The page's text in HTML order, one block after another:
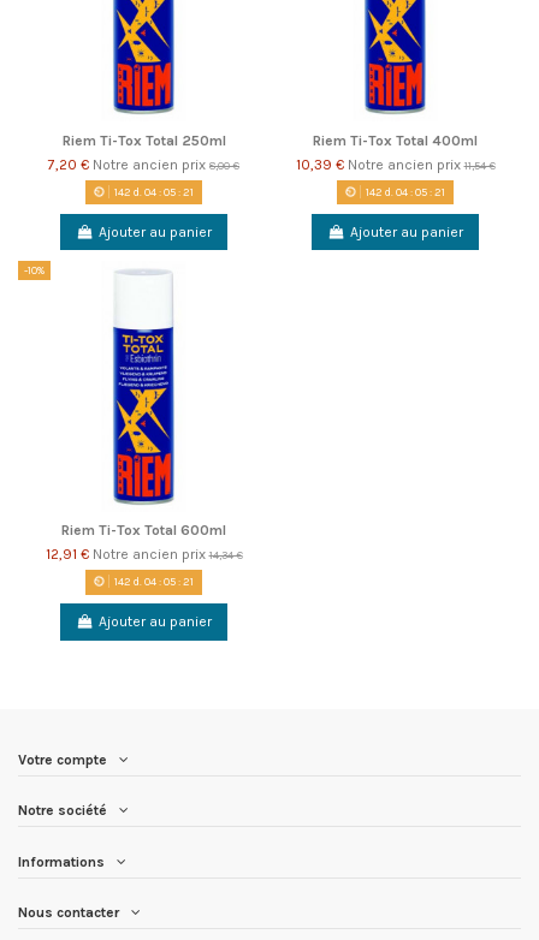
Riem Ti-Tox Total 250ml
7,20 € Notre ancien prix 8,00 €
142 d. 04:05:21
Ajouter au panier
Riem Ti-Tox Total 400ml
10,39 € Notre ancien prix11,54 €
142 d. 04:05:21
Ajouter au panier
-10%
Riem Ti-Tox Total 600ml
12,91 € Notre ancien prix14,34 €
142 d.04:05:21
Ajouter au panier
Votre compte
Notre société
Informations
Nous contacter